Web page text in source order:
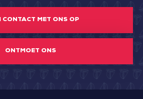
CONTACT MET ONS OP
ONTMOET ONS